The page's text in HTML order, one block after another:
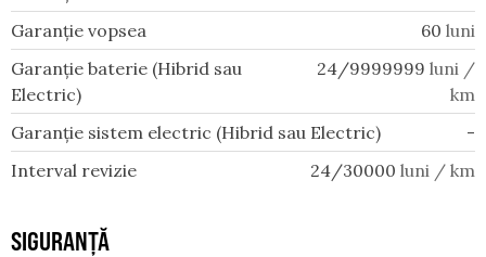
Garanție vopsea
60 luni
Garanție baterie (Hibrid sau
Electric)
24/9999999 luni /
km
Garanție sistem electric (Hibrid sau Electric)
-
Interval revizie
24/30000 luni / km
SIGURANȚĂ